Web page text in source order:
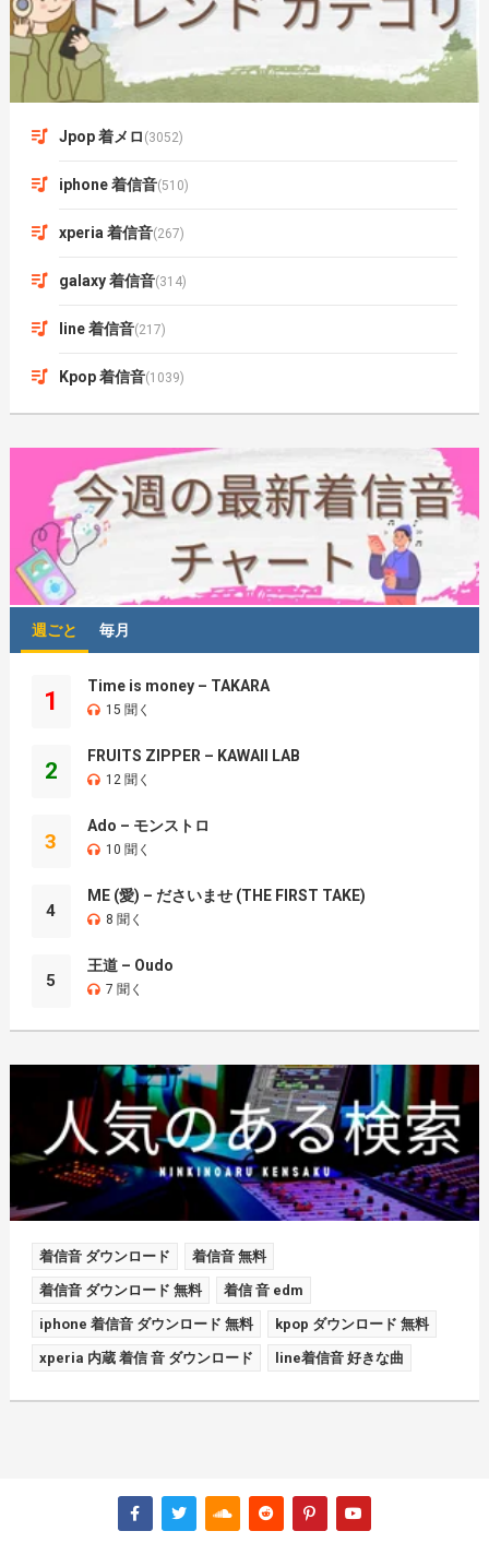
Jpop 着メロ (3052)
iphone 着信音(510)
xperia 着信音(267)
galaxy 着信音(314)
line 着信音(217)
Kpop 着信音(1039)
週ごと 毎月
1
Time is money – TAKARA
15 聞く
2
FRUITS ZIPPER – KAWAII LAB
12 聞く
3
Ado – モンストロ
10 聞く
4
ME (愛) – ださいませ (THE FIRST TAKE)
8 聞く
5
王道 – Oudo
7 聞く
着信音 ダウンロード 着信音 無料
着信音 ダウンロード 無料 着信 音 edm
iphone 着信音 ダウンロード 無料 kpop ダウンロード 無料
xperia 内蔵 着信 音 ダウンロード line着信音 好きな曲